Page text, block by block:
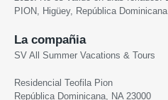
PION, Higüey, República Dominicana.
La compañia
SV All Summer Vacations & Tours
Residencial Teofila Pion
República Dominicana, NA 23000